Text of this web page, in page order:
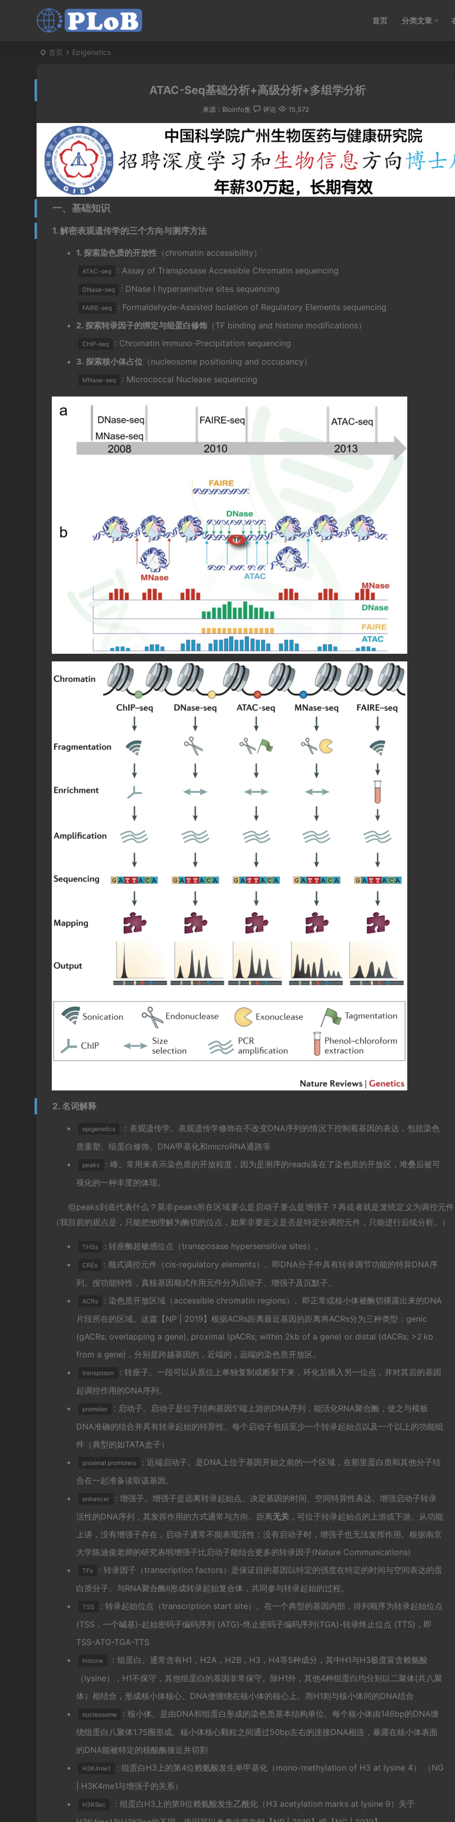
首页 分类文章
首页 Epigenetics
ATAC-Seq基础分析+高级分析+多组学分析
来源： Bioinfo鱼 评论 15,572
一、基础知识
1. 解密表观遗传学的三个方向与测序方法
1. 探索染色质的开放性 （chromatin accessibility）
ATAC-seq : Assay of Transposase Accessible Chromatin sequencing
DNase-seq : DNase I hypersensitive sites sequencing
FAIRE-seq
: Formaldehyde-Assisted Isolation of Regulatory Elements sequencing
2. 探索转录因子的绑定与组蛋白修饰 （TF binding and histone modifications）
ChIP-seq
: Chromatin Immuno-Precipitation sequencing
3. 探索核小体占位 （nucleosome positioning and occupancy）
MNase-seq : Micrococcal Nuclease sequencing
2. 名词解释
epigenetics
：表观遗传学。表观遗传学修饰在不改变DNA序列的情况下控制着基因的表达，包括染色
质重塑、组蛋白修饰、DNA甲基化和microRNA通路等
peaks
: 峰。常用来表示染色质的开放程度，因为是测序的reads落在了染色质的开放区，堆叠后被可
视化的一种丰度的体现。
但peaks到底代表什么？莫非peaks所在区域要么是启动子要么是增强子？再或者就是笼统定义为调控元
（我目前的观点是，只能把他理解为酶切的位点，如果非要定义是否是特定分调控元件，只能进行后续分析。）
THSs : 转座酶超敏感位点（transposase hypersensitive sites）。
CREs
: 顺式调控元件（cis-regulatory elements）。即DNA分子中具有转录调节功能的特异DNA序
列。按功能特性，真核基因顺式作用元件分为启动子、增强子及沉默子。
ACRs
: 染色质开放区域（accessible chromatin regions）。即正常或核小体被酶切裸露出来的DNA
片段所在的区域。这篇 【NP | 2019】 根据ACRs距离最近基因的距离将ACRs分为三种类型：genic
(gACRs; overlapping a gene), proximal (pACRs; within 2kb of a gene) or distal (dACRs; >2 kb
from a gene)，分别是跨越基因的，近端的，远端的染色质开放区。
transposon
: 转座子。一段可以从原位上单独复制或断裂下来，环化后插入另一位点，并对其后的基因
起调控作用的DNA序列。
promoter
: 启动子。启动子是位于结构基因5'端上游的DNA序列，能活化RNA聚合酶，使之与模板
DNA准确的结合并具有转录起始的特异性。每个启动子包括至少一个转录起始点以及一个以上的功能组
件（典型的如TATA盒子）
proximal promoters
: 近端启动子。是DNA上位于基因开始之前的一个区域，在那里蛋白质和其他分子结
合在一起准备读取该基因。
enhancer
: 增强子。增强子是远离转录起始点、决定基因的时间、空间特异性表达、增强启动子转录
活性的DNA序列，其发挥作用的方式通常与方向、距离无关 ，可位于转录起始点的上游或下游。从功能
上讲，没有增强子存在，启动子通常不能表现活性；没有启动子时，增强子也无法发挥作用。根据南京
大学陈迪俊老师的研究表明增强子比启动子能结合更多的转录因子(Nature Communications)
TFs
: 转录因子（transcription factors）是保证目的基因以特定的强度在特定的时间与空间表达的蛋
白质分子。与RNA聚合酶Ⅱ形成转录起始复合体，共同参与转录起始的过程。
TSS
: 转录起始位点（transcription start site）。在一个典型的基因内部，排列顺序为转录起始位点
(TSS，一个碱基)-起始密码子编码序列 (ATG)-终止密码子编码序列(TGA)-转录终止位点 (TTS)，即
TSS-ATG-TGA-TTS
histone
：组蛋白。通常含有H1，H2A，H2B，H3，H4等5种成分，其中H1与H3极度富含赖氨酸
（lysine），H1不保守，其他组蛋白的基因非常保守。除H1外，其他4种组蛋白均分别以二聚体(共八聚
体）相结合，形成核小体核心。DNA便缠绕在核小体的核心上。而H1则与核小体间的DNA结合
nucleosome
: 核小体。是由DNA和组蛋白形成的染色质基本结构单位。每个核小体由146bp的DNA缠
绕组蛋白八聚体1.75圈形成。核小体核心颗粒之间通过50bp左右的连接DNA相连，暴露在核小体表面
的DNA能被特定的核酸酶接近并切割
H3K4me1 : 组蛋白H3上的第4位赖氨酸发生单甲基化（mono-methylation of H3 at lysine 4）
（NG
| H3K4me1与增强子的关系）
H3K9ac
：组蛋白H3上的第9位赖氨酸发生乙酰化（H3 acetylation marks at lysine 9）关于